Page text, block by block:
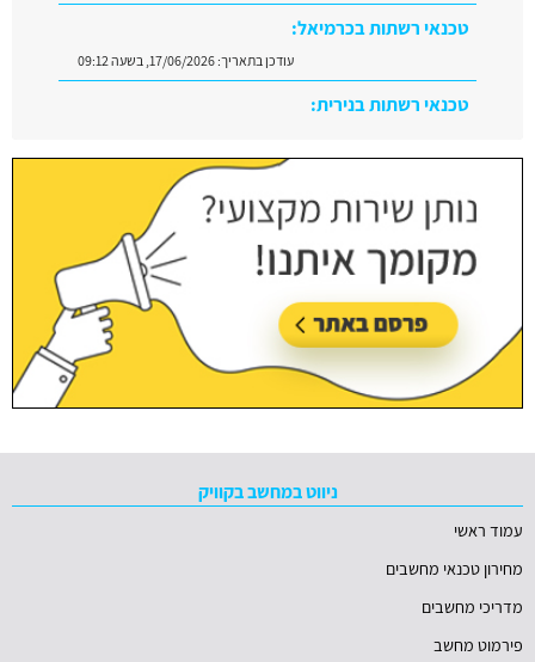
טכנאי רשתות בכרמיאל:
עודכן בתאריך:17/06/2026, בשעה 09:12
טכנאי רשתות בנירית:
ניווט במחשב בקוויק
עמוד ראשי
מחירון טכנאי מחשבים
מדריכי מחשבים
פירמוט מחשב